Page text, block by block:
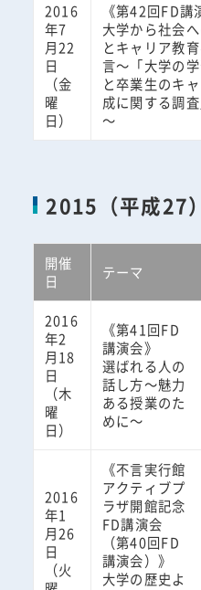
2016
年7
月22
日
（金
曜
日）
《第42回FD講
大学から社会
とキャリア教
言～「大学の
と卒業生のキ
成に関する調
～
2015（平成27
開催
日
テーマ
2016
年2
月18
日
（木
曜
日）
《第41回FD
講演会》
選ばれる人の
話し方～魅力
ある授業のた
めに～
2016
年1
月26
日
（火
《不言実行館
アクティブプ
ラザ開館記念
FD講演会
（第40回FD
講演会）》
大学の歴史よ